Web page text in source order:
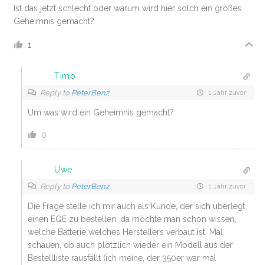
Ist das jetzt schlecht oder warum wird hier solch ein großes
Geheimnis gemacht?
1
Timo
Reply to PeterBenz 1 Jahr zuvor
Um was wird ein Geheimnis gemacht?
0
Uwe
Reply to PeterBenz 1 Jahr zuvor
Die Frage stelle ich mir auch als Kunde, der sich überlegt,
einen EQE zu bestellen, da möchte man schon wissen,
welche Batterie welches Herstellers verbaut ist. Mal
schauen, ob auch plötzlich wieder ein Modell aus der
Bestellliste rausfällt (ich meine, der 350er war mal